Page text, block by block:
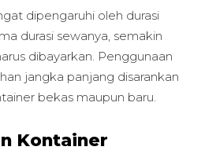
dipengaruhi oleh durasi
durasi sewanya, semakin
dibayarkan. Penggunaan
jangka panjang disarankan
bekas maupun baru.
Kontainer